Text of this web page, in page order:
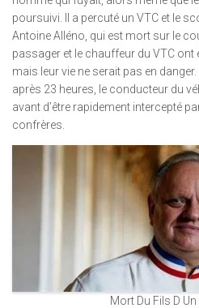
poursuivi. Il a percuté un VTC et le
Antoine Alléno, qui est mort sur le
passager et le chauffeur du VTC ont
mais leur vie ne serait pas en
après 23 heures, le conducteur du
avant d’être rapidement intercepté
confrères.
Mort Du Fils D